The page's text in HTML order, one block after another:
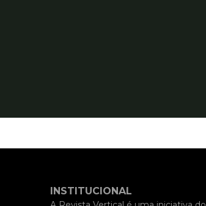
INSTITUCIONAL